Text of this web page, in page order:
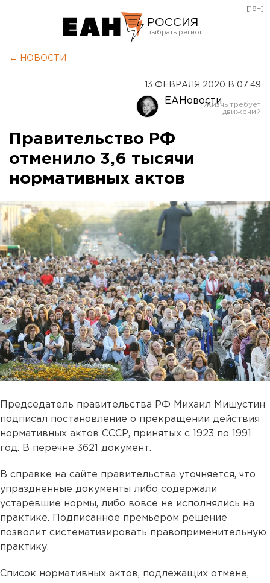
РОССИЯ
Оренбург
[18+]
← НОВОСТИ
13 ФЕВРАЛЯ 2020 В 07:49
ЕАНовости
Правительство РФ
отменило 3,6 тысячи
нормативных актов
Председатель правительства РФ Михаил Мишустин
подписал постановление о прекращении действия
нормативных актов СССР, принятых с 1923 по 1991
год. В перечне 3621 документ.
В справке на сайте правительства уточняется, что
упраздненные документы либо содержали
устаревшие нормы, либо вовсе не исполнялись на
практике. Подписанное премьером решение
позволит систематизировать правоприменительную
практику.
Список нормативных актов, подлежащих отмене,